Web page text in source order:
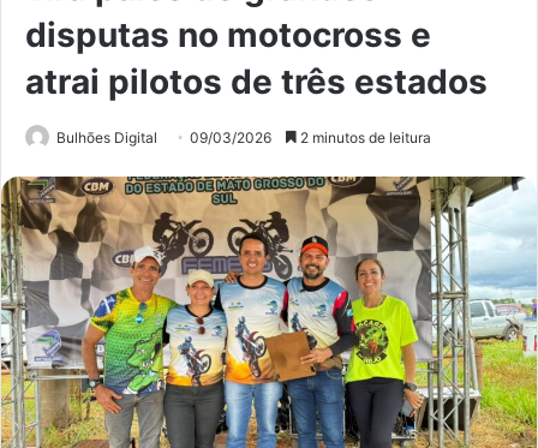
disputas no motocross e
atrai pilotos de três estados
Bulhões Digital 09/03/2026 2 minutos de leitura